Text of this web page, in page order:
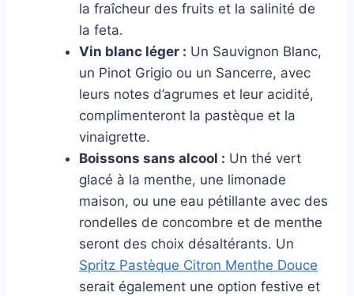
la fraîcheur des fruits et la salinité de
la feta.
Vin blanc léger : Un Sauvignon Blanc,
un Pinot Grigio ou un Sancerre, avec
leurs notes d’agrumes et leur acidité,
complimenteront la pastèque et la
vinaigrette.
Boissons sans alcool : Un thé vert
glacé à la menthe, une limonade
maison, ou une eau pétillante avec des
rondelles de concombre et de menthe
seront des choix désaltérants. Un
Spritz Pastèque Citron Menthe Douce
serait également une option festive et